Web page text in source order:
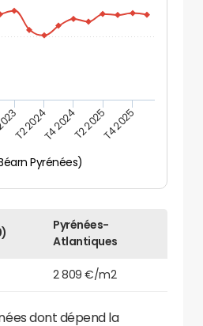
Pyrénées)
T2 2024T4 2024T2 2025T4 2025
Pyrénées-
Atlantiques
2 809 €/m2
dont dépend la